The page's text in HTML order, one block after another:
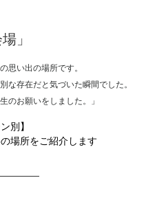
」
思い出の場所です。
存在だと気づいた瞬間でした。
のお願いをしました。」
別】
場所をご紹介します